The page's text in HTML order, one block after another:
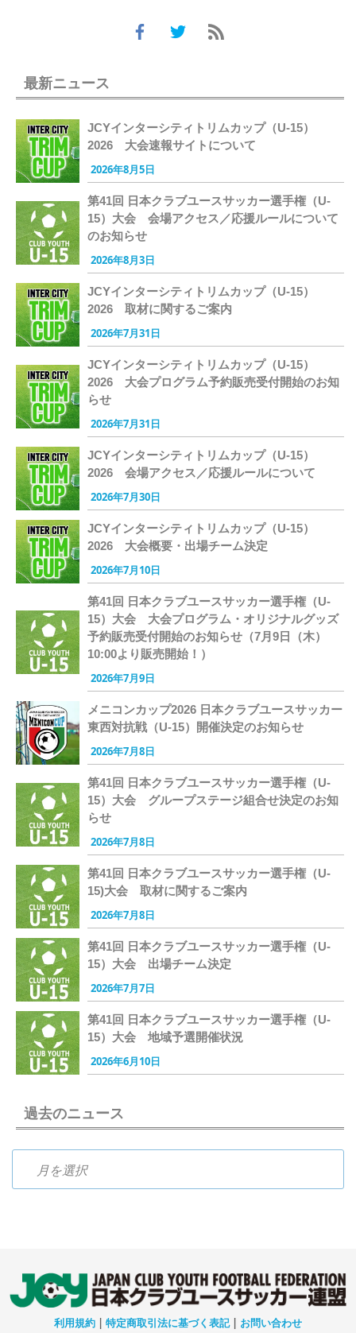
最新ニュース
JCYインターシティトリムカップ（U-15）
2026 大会速報サイトについて
2026年8月5日
第41回 日本クラブユースサッカー選手権（U-
15）大会 会場アクセス／応援ルールについて
のお知らせ
2026年8月3日
JCYインターシティトリムカップ（U-15）
2026 取材に関するご案内
2026年7月31日
JCYインターシティトリムカップ（U-15）
2026 大会プログラム予約販売受付開始のお知
らせ
2026年7月31日
JCYインターシティトリムカップ（U-15）
2026 会場アクセス／応援ルールについて
2026年7月30日
JCYインターシティトリムカップ（U-15）
2026 大会概要・出場チーム決定
2026年7月10日
第41回 日本クラブユースサッカー選手権（U-
15）大会 大会プログラム・オリジナルグッズ
予約販売受付開始のお知らせ（7月9日（木）
10:00より販売開始！）
2026年7月9日
メニコンカップ2026 日本クラブユースサッカー
東西対抗戦（U-15）開催決定のお知らせ
2026年7月8日
第41回 日本クラブユースサッカー選手権（U-
15）大会 グループステージ組合せ決定のお知
らせ
2026年7月8日
第41回 日本クラブユースサッカー選手権（U-
15)大会 取材に関するご案内
2026年7月8日
第41回 日本クラブユースサッカー選手権（U-
15）大会 出場チーム決定
2026年7月7日
第41回 日本クラブユースサッカー選手権（U-
15）大会 地域予選開催状況
2026年6月10日
過去のニュース
利用規約 | 特定商取引法に基づく表記| お問い合わせ